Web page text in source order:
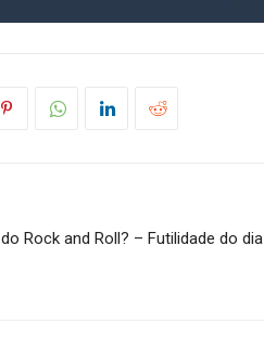
Rock and Roll? – Futilidade do dia